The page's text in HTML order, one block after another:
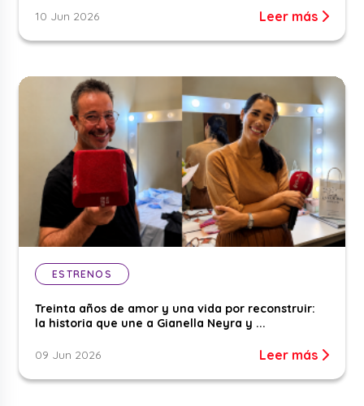
10 Jun 2026 Leer más
ESTRENOS
Treinta años de amor y una vida por reconstruir:
la historia que une a Gianella Neyra y ...
09 Jun 2026 Leer más